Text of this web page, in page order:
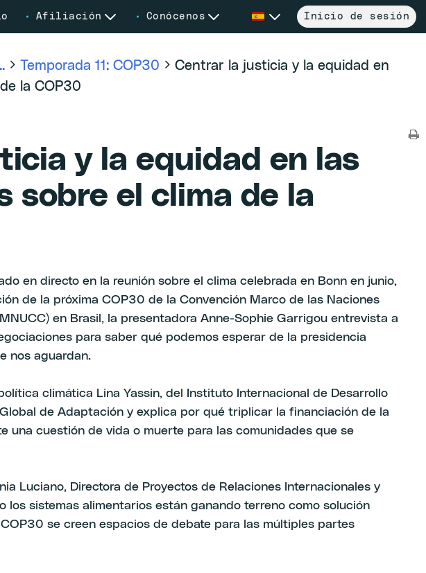
Afiliación Conócenos Inicio de sesión
Temporada 11: COP30
Centrar la justicia y la equidad en
la COP30
y la equidad en las
sobre el clima de la
en directo en la reunión sobre el clima celebrada en Bonn en junio,
de la próxima COP30 de la Convención Marco de las Naciones
en Brasil, la presentadora Anne-Sophie Garrigou entrevista a
para saber qué podemos esperar de la presidencia
nos aguardan.
climática Lina Yassin, del Instituto Internacional de Desarrollo
de Adaptación y explica por qué triplicar la financiación de la
una cuestión de vida o muerte para las comunidades que se
Luciano, Directora de Proyectos de Relaciones Internacionales y
los sistemas alimentarios están ganando terreno como solución
se creen espacios de debate para las múltiples partes